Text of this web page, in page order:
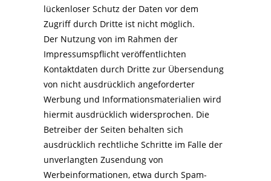
lückenloser Schutz der Daten vor dem
Zugriff durch Dritte ist nicht möglich.
Der Nutzung von im Rahmen der
Impressumspflicht veröffentlichten
Kontaktdaten durch Dritte zur Übersendung
von nicht ausdrücklich angeforderter
Werbung und Informationsmaterialien wird
hiermit ausdrücklich widersprochen. Die
Betreiber der Seiten behalten sich
ausdrücklich rechtliche Schritte im Falle der
unverlangten Zusendung von
Werbeinformationen, etwa durch Spam-